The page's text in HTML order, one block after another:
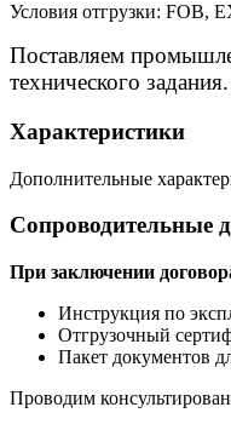
Условия отгрузки: FOB,
Поставляем
технического
Характеристики
Дополнительные
Сопроводительные
При заключении
Инструкция по
Отгрузочный
Пакет документов
Проводим